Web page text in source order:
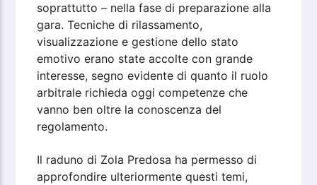
soprattutto – nella fase di preparazione alla
gara. Tecniche di rilassamento,
visualizzazione e gestione dello stato
emotivo erano state accolte con grande
interesse, segno evidente di quanto il ruolo
arbitrale richieda oggi competenze che
vanno ben oltre la conoscenza del
regolamento.
Il raduno di Zola Predosa ha permesso di
approfondire ulteriormente questi temi,